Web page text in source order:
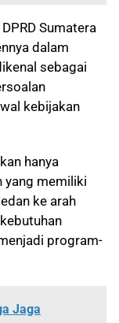
Sumatera
dalam
sebagai
kebijakan
hanya
yang memiliki
ke arah
program-
Jaga